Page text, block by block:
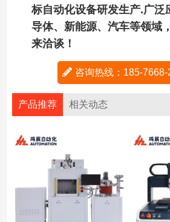
标自动化设备研发生产.广泛
导体、新能源、汽车等领域
来洽谈！
咨询热线：185-7668-
产品推荐 相关动态